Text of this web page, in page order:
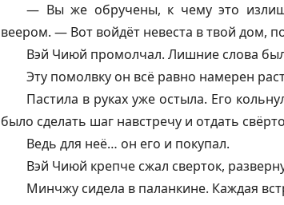
— Вы же обручены, к чему это
веером. — Вот войдёт невеста в твой дом,
Вэй Чиюй промолчал. Лишние слова
Эту помолвку он всё равно намерен
Пастила в руках уже остыла. Его
было сделать шаг навстречу и отдать
Ведь для неё… он его и покупал.
Вэй Чиюй крепче сжал сверток,
Минчжу сидела в паланкине. Каждая